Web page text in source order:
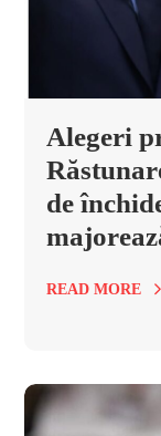
Alegeri
de
READ MORE